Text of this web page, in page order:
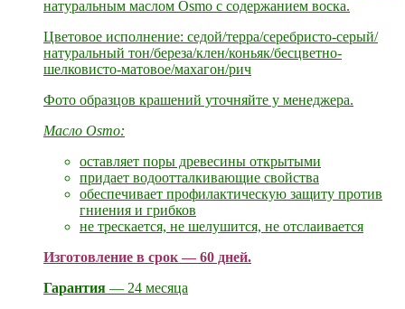
натуральным маслом Osmo с содержанием воска.
Цветовое исполнение: седой/терра/серебристо-серый/
натуральный тон/береза/клен/коньяк/бесцветно-
шелковисто-матовое/махагон/рич
Фото образцов крашений уточняйте у менеджера.
Масло Osmo:
оставляет поры древесины открытыми
придает водоотталкивающие свойства
обеспечивает профилактическую защиту против
гниения и грибков
не трескается, не шелушится, не отслаивается
Изготовление в срок — 60 дней.
Гарантия — 24 месяца